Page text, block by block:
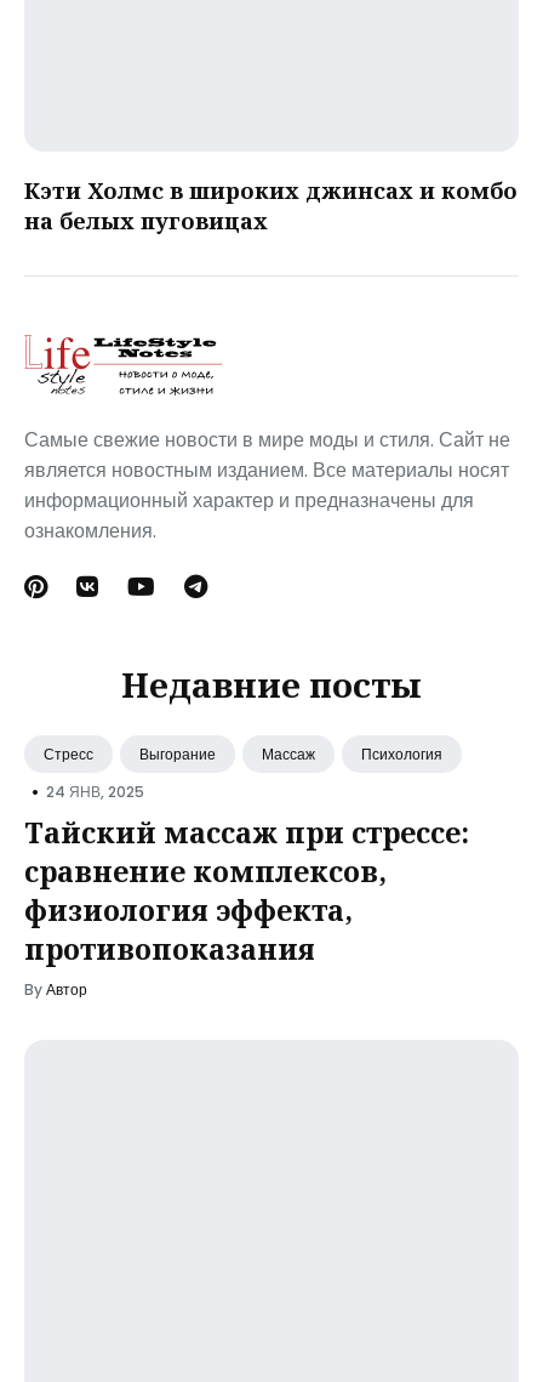
Кэти Холмс в широких джинсах и комбо
на белых пуговицах
Самые свежие новости в мире моды и стиля. Сайт не
является новостным изданием. Все материалы носят
информационный характер и предназначены для
ознакомления.
Недавние посты
Стресс Выгорание Массаж Психология
• 24 ЯНВ, 2025
Тайский массаж при стрессе:
сравнение комплексов,
физиология эффекта,
противопоказания
ByАвтор